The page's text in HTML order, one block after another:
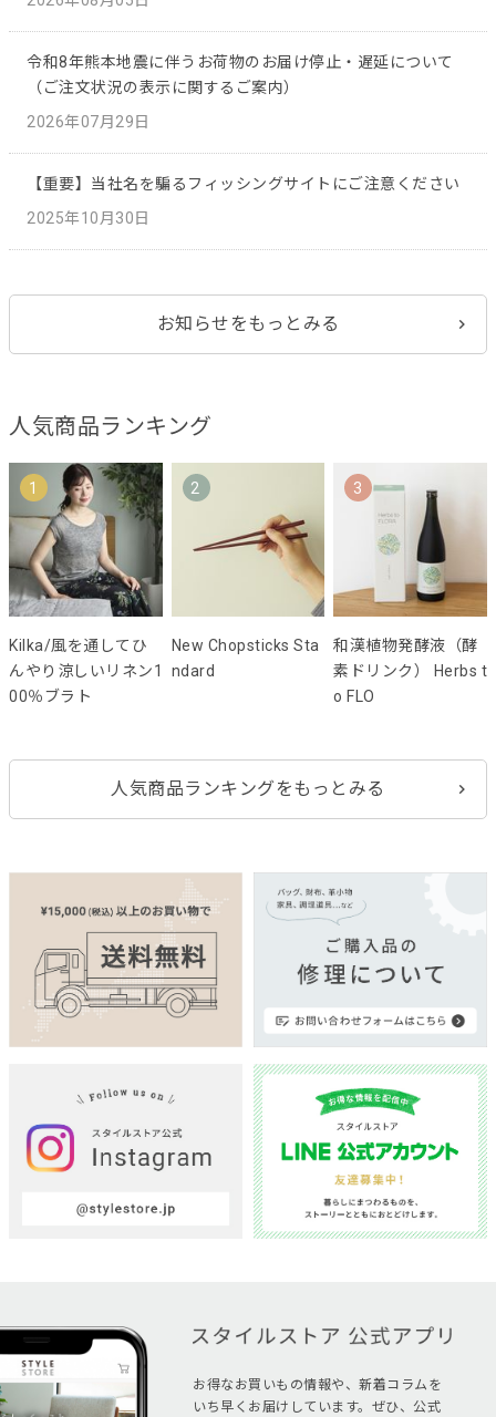
令和8年熊本地震に伴うお荷物のお届け停止・遅延について
（ご注文状況の表示に関するご案内）
2026年07月29日
【重要】当社名を騙るフィッシングサイトにご注意ください
2025年10月30日
お知らせをもっとみる
人気商品ランキング
1
Kilka/風を通してひ
んやり涼しいリネン1
00％ブラト
2
New Chopsticks Sta
ndard
3
和漢植物発酵液（酵
素ドリンク） Herbs t
o FLO
人気商品ランキングをもっとみる
お得なお買いもの情報や、新着コラムを
いち早くお届けしています。ぜひ、公式